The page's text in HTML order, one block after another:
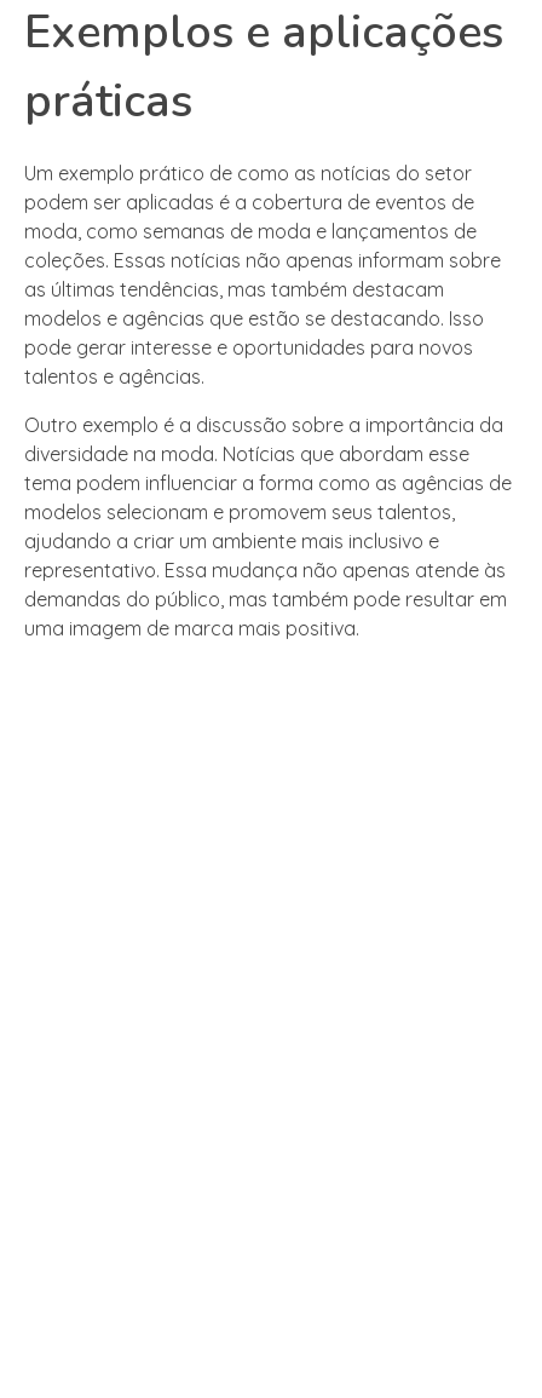
Exemplos e aplicações
práticas
Um exemplo prático de como as notícias do setor
podem ser aplicadas é a cobertura de eventos de
moda, como semanas de moda e lançamentos de
coleções. Essas notícias não apenas informam sobre
as últimas tendências, mas também destacam
modelos e agências que estão se destacando. Isso
pode gerar interesse e oportunidades para novos
talentos e agências.
Outro exemplo é a discussão sobre a importância da
diversidade na moda. Notícias que abordam esse
tema podem influenciar a forma como as agências de
modelos selecionam e promovem seus talentos,
ajudando a criar um ambiente mais inclusivo e
representativo. Essa mudança não apenas atende às
demandas do público, mas também pode resultar em
uma imagem de marca mais positiva.